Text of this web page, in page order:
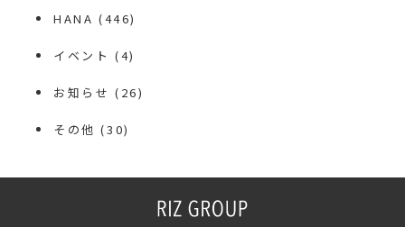
HANA (446)
イベント (4)
お知らせ (26)
その他 (30)